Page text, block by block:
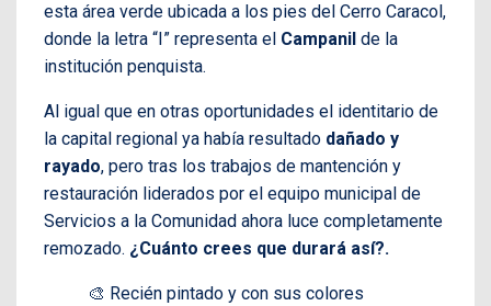
esta área verde ubicada a los pies del Cerro Caracol,
donde la letra “I” representa el Campanil de la
institución penquista.
Al igual que en otras oportunidades el identitario de
la capital regional ya había resultado dañado y
rayado, pero tras los trabajos de mantención y
restauración liderados por el equipo municipal de
Servicios a la Comunidad ahora luce completamente
remozado. ¿Cuánto crees que durará así?.
🎨 Recién pintado y con sus colores